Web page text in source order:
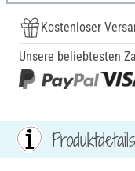
Kostenloser
Unsere beliebtesten
Produktdetails